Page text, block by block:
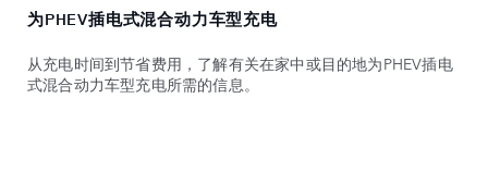
为PHEV插电式混合动力车型充电
从充电时间到节省费用，了解有关在家中或目的地为PHEV插电
式混合动力车型充电所需的信息。